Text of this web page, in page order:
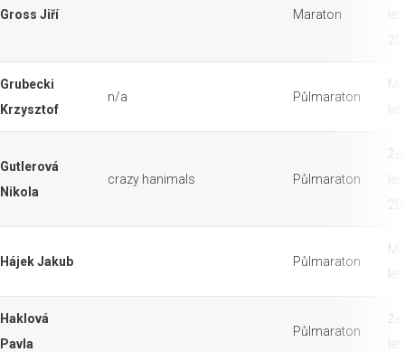
Gross Jiří Maraton
Grubecki
Krzysztof
n/a Půlmaraton
Gutlerová
Nikola
crazy hanimals Půlmaraton
Hájek Jakub Půlmaraton
Haklová
Pavla
Půlmaraton